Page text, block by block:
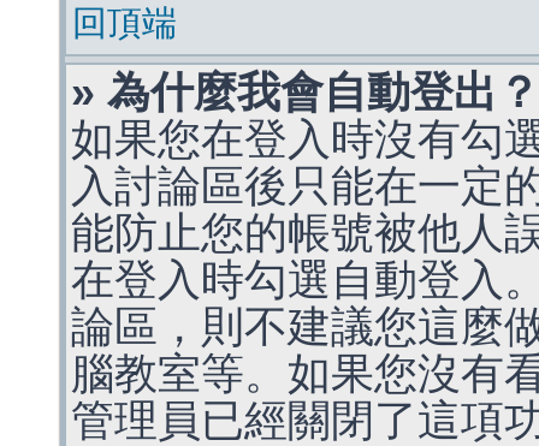
回頂端
» 為什麼我會自動登出？
如果您在登入時沒有勾
入討論區後只能在一定
能防止您的帳號被他人
在登入時勾選自動登入
論區，則不建議您這麼
腦教室等。如果您沒有
管理員已經關閉了這項